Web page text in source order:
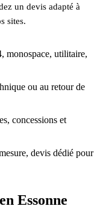
un devis adapté à
sites.
monospace, utilitaire,
ou au retour de
concessions et
devis dédié pour
Essonne